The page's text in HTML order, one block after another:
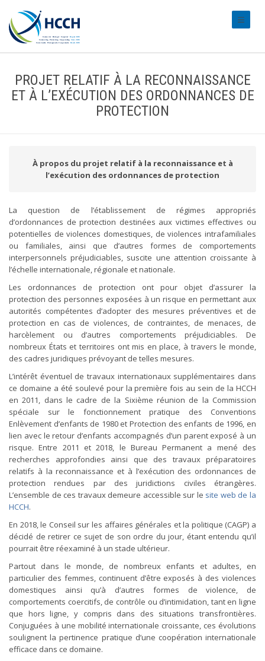
PROJET RELATIF À LA RECONNAISSANCE
ET À L’EXÉCUTION DES ORDONNANCES DE
PROTECTION
À propos du projet relatif à la reconnaissance et à
l’exécution des ordonnances de protection
La question de l’établissement de régimes appropriés
d’ordonnances de protection destinées aux victimes effectives ou
potentielles de violences domestiques, de violences intrafamiliales
ou familiales, ainsi que d’autres formes de comportements
interpersonnels préjudiciables, suscite une attention croissante à
l’échelle internationale, régionale et nationale.
Les ordonnances de protection ont pour objet d’assurer la
protection des personnes exposées à un risque en permettant aux
autorités compétentes d’adopter des mesures préventives et de
protection en cas de violences, de contraintes, de menaces, de
harcèlement ou d’autres comportements préjudiciables. De
nombreux États et territoires ont mis en place, à travers le monde,
des cadres juridiques prévoyant de telles mesures.
L’intérêt éventuel de travaux internationaux supplémentaires dans
ce domaine a été soulevé pour la première fois au sein de la HCCH
en 2011, dans le cadre de la Sixième réunion de la Commission
spéciale sur le fonctionnement pratique des Conventions
Enlèvement d’enfants de 1980 et Protection des enfants de 1996, en
lien avec le retour d’enfants accompagnés d’un parent exposé à un
risque. Entre 2011 et 2018, le Bureau Permanent a mené des
recherches approfondies ainsi que des travaux préparatoires
relatifs à la reconnaissance et à l’exécution des ordonnances de
protection rendues par des juridictions civiles étrangères.
L’ensemble de ces travaux demeure accessible sur le site web de la
HCCH.
En 2018, le Conseil sur les affaires générales et la politique (CAGP) a
décidé de retirer ce sujet de son ordre du jour, étant entendu qu’il
pourrait être réexaminé à un stade ultérieur.
Partout dans le monde, de nombreux enfants et adultes, en
particulier des femmes, continuent d’être exposés à des violences
domestiques ainsi qu’à d’autres formes de violence, de
comportements coercitifs, de contrôle ou d’intimidation, tant en ligne
que hors ligne, y compris dans des situations transfrontières.
Conjuguées à une mobilité internationale croissante, ces évolutions
soulignent la pertinence pratique d’une coopération internationale
efficace dans ce domaine.